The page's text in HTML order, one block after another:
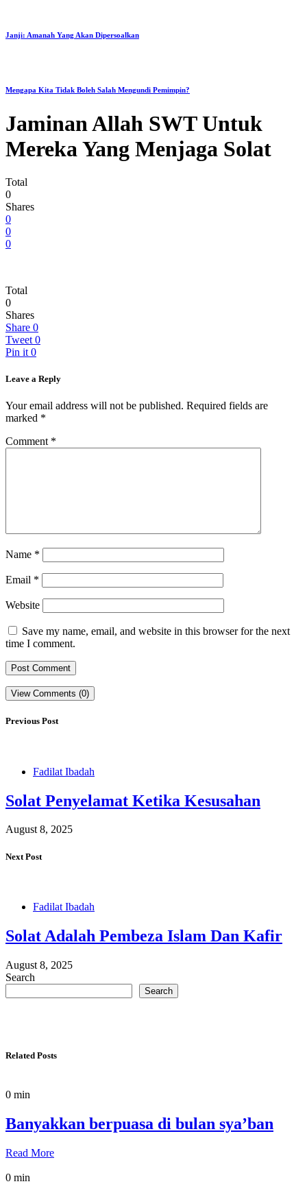
Janji: Amanah Yang Akan Dipersoalkan
Mengapa Kita Tidak Boleh Salah Mengundi Pemimpin?
Jaminan Allah SWT Untuk
Mereka Yang Menjaga Solat
Total
0
Shares
0
0
0
Total
0
Shares
Share 0
Tweet 0
Pin it 0
Leave a Reply
Your email address will not be published. Required fields are
marked *
Comment *
Name *
Email *
Website
Save my name, email, and website in this browser for the next
time I comment.
View Comments (0)
Previous Post
Fadilat Ibadah
Solat Penyelamat Ketika Kesusahan
August 8, 2025
Next Post
Fadilat Ibadah
Solat Adalah Pembeza Islam Dan Kafir
August 8, 2025
Search
Search
Related Posts
0 min
Banyakkan berpuasa di bulan sya’ban
Read More
0 min